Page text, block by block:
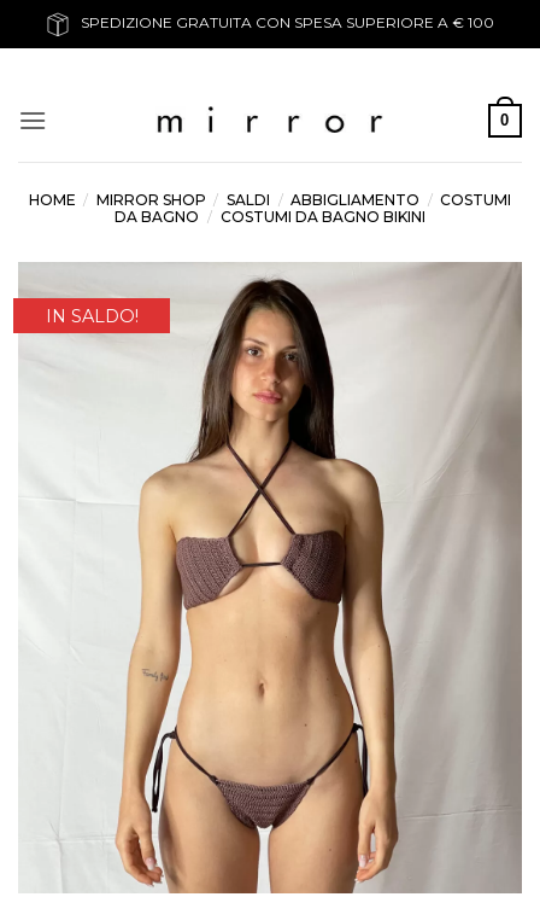
ai
SPEDIZIONE GRATUITA CON SPESA SUPERIORE A € 100
0
HOME / MIRROR SHOP / SALDI / ABBIGLIAMENTO / COSTUMI
DA BAGNO / COSTUMI DA BAGNO BIKINI
IN SALDO!